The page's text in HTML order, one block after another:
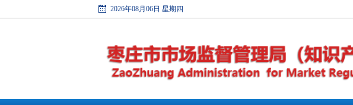
2026年08月06日 星期四